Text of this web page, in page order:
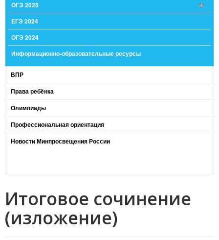
ОГЭ 2025
ЕГЭ 2024
ОГЭ 2024
Информационно-образовательные ресурсы
ВПР
Права ребёнка
Олимпиады
Профессиональная ориентация
Новости Минпросвещения России
Итоговое сочинение
(изложение)